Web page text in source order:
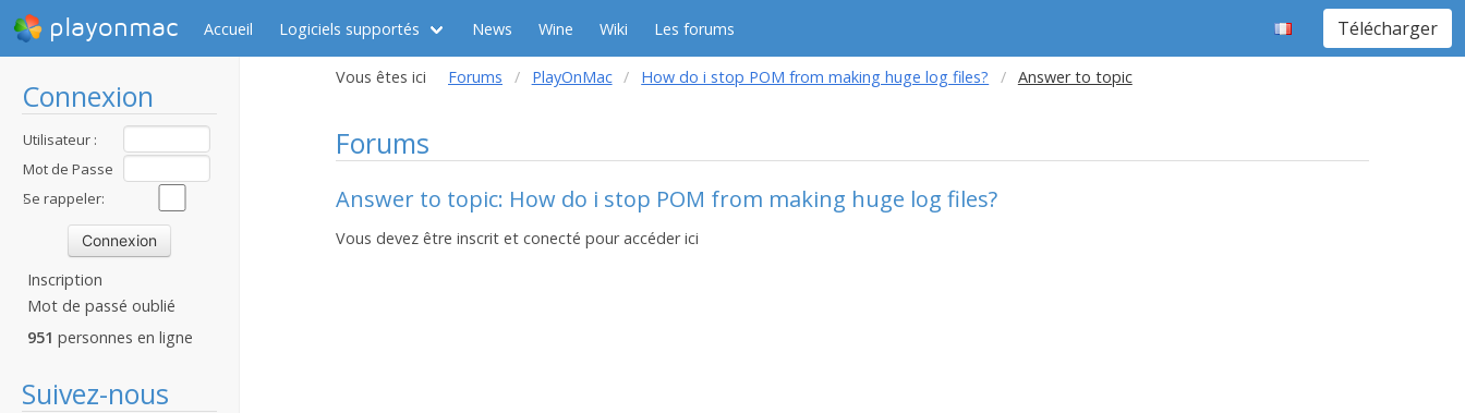
playonmac Accueil Logiciels supportés News Wine Wiki Les forums Télécharger
Connexion
Utilisateur :
Mot de Passe
:Se rappeler:
Inscription
Mot de passé oublié
951 personnes en ligne
Suivez-nous
Vous êtes ici Forums PlayOnMac How do i stop POM from making huge log files? Answer to topic
Forums
Answer to topic: How do i stop POM from making huge log files?
Vous devez être inscrit et conecté pour accéder ici